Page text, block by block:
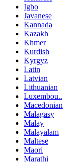
Igbo
Javanese
Kannada
Kazakh
Khmer
Kurdish
Kyrgyz
Latin
Latvian
Lithuanian
Luxembou..
Macedonian
Malagasy
Malay
Malayalam
Maltese
Maori
Marathi